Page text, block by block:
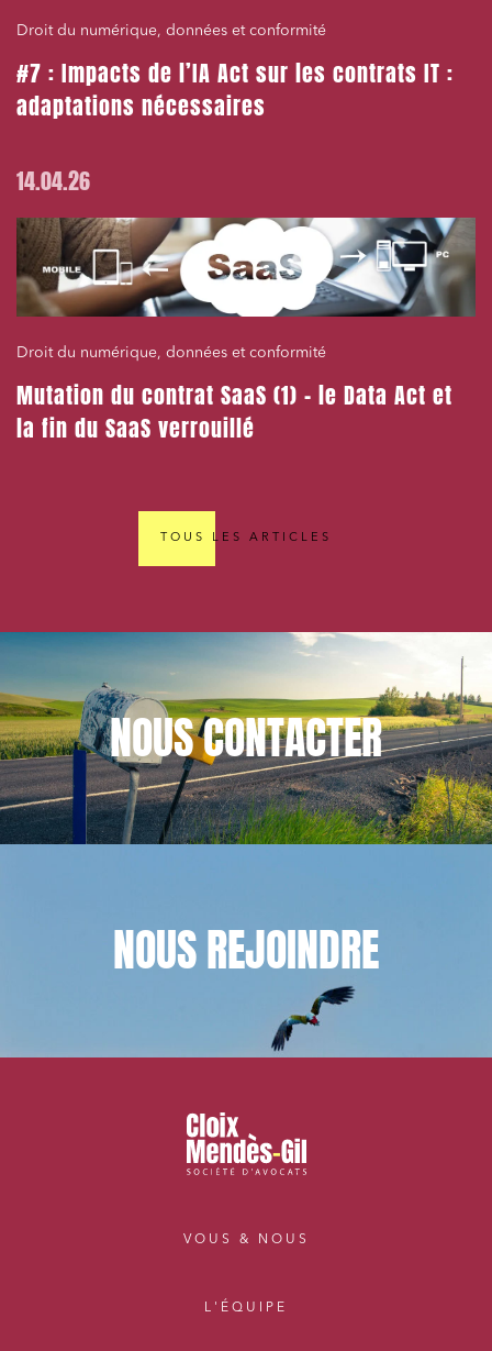
Droit du numérique, données et conformité
#7 : Impacts de l’IA Act sur les contrats IT :
adaptations nécessaires
14.04.26
Droit du numérique, données et conformité
Mutation du contrat SaaS (1) – le Data Act et
la fin du SaaS verrouillé
TOUS LES ARTICLES
NOUSCONTACTER
NOUSREJOINDRE
VOUS & NOUS
L'ÉQUIPE